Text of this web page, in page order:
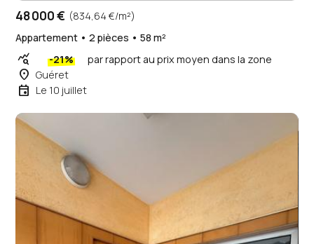
48 000 € (834,64 €/m²)
Appartement • 2 pièces • 58 m²
query_stats -21% par rapport au prix moyen dans la zone
place Guéret
event Le 10 juillet